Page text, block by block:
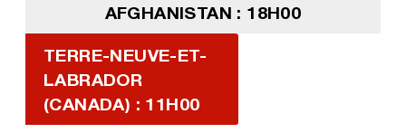
AFGHANISTAN : 18H00
TERRE-NEUVE-ET-
LABRADOR
(CANADA) : 11H00